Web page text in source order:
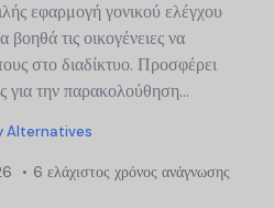
εφαρμογή γονικού ελέγχου
βοηθά τις οικογένειες να
στο διαδίκτυο. Προσφέρει
για την παρακολούθηση...
Alternatives
6 ελάχιστος χρόνος ανάγνωσης